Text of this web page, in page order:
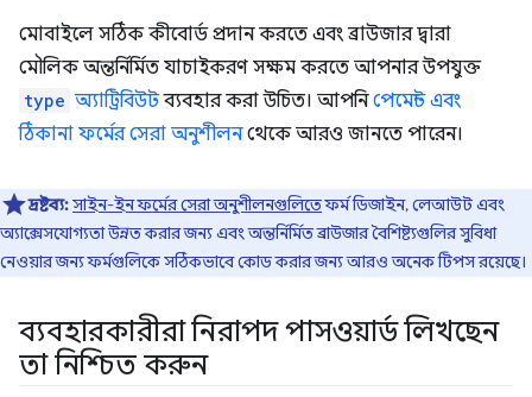
মোবাইলে সঠিক কীবোর্ড প্রদান করতে এবং ব্রাউজার দ্বারা
মৌলিক অন্তর্নির্মিত যাচাইকরণ সক্ষম করতে আপনার উপযুক্ত
type অ্যাট্রিবিউটব্যবহার করা উচিত। আপনিপেমেন্ট এবং
ঠিকানা ফর্মের সেরা অনুশীলনথেকে আরও জানতে পারেন।
দ্রষ্টব্য:সাইন-ইন ফর্মের সেরা অনুশীলনগুলিতেফর্ম ডিজাইন, লেআউট এবং
অ্যাক্সেসযোগ্যতা উন্নত করার জন্য এবং অন্তর্নির্মিত ব্রাউজার বৈশিষ্ট্যগুলির সুবিধা
নেওয়ার জন্য ফর্মগুলিকে সঠিকভাবে কোড করার জন্য আরও অনেক টিপস রয়েছে।
ব্যবহারকারীরা নিরাপদ পাসওয়ার্ড লিখছেন
তা নিশ্চিত করুন